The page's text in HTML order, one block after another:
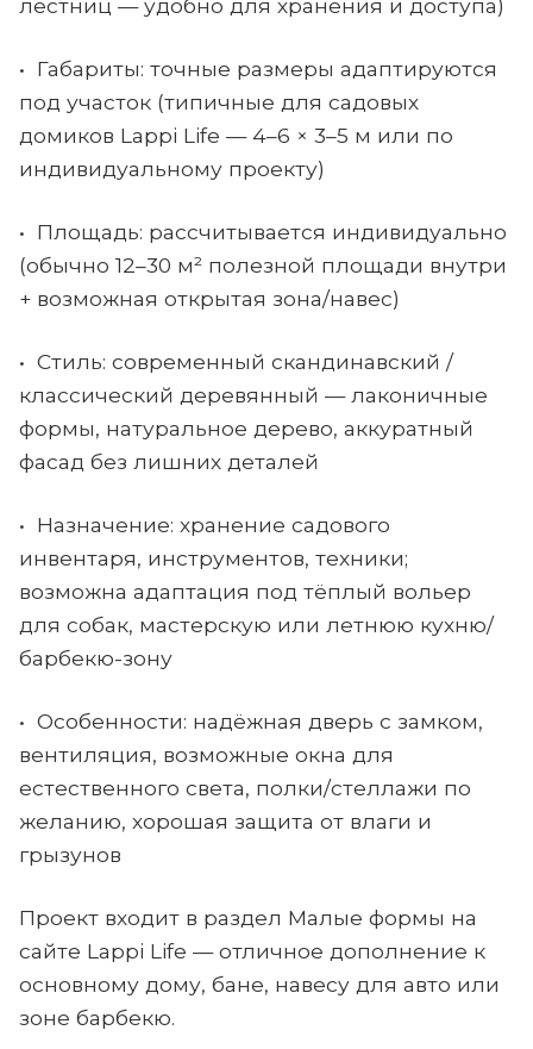
лестниц — удобно для хранения и доступа)
• Габариты: точные размеры адаптируются
под участок (типичные для садовых
домиков Lappi Life — 4–6 × 3–5 м или по
индивидуальному проекту)
• Площадь: рассчитывается индивидуально
(обычно 12–30 м² полезной площади внутри
+ возможная открытая зона/навес)
• Стиль: современный скандинавский /
классический деревянный — лаконичные
формы, натуральное дерево, аккуратный
фасад без лишних деталей
• Назначение: хранение садового
инвентаря, инструментов, техники;
возможна адаптация под тёплый вольер
для собак, мастерскую или летнюю кухню/
барбекю-зону
• Особенности: надёжная дверь с замком,
вентиляция, возможные окна для
естественного света, полки/стеллажи по
желанию, хорошая защита от влаги и
грызунов
Проект входит в раздел Малые формы на
сайте Lappi Life — отличное дополнение к
основному дому, бане, навесу для авто или
зоне барбекю.